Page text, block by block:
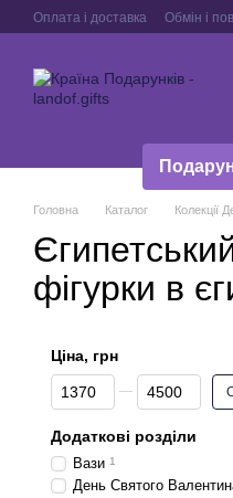
Перейти до основного
Оплата і доставка Обмін і
Головна Каталог Колекції
фігурки в
Ціна, грн
Від Ціна, грн
До Ціна, грн
Додаткові розділи
Вази 1
День Святого